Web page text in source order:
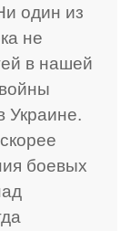
один из
не
в нашей
Украине.
боевых